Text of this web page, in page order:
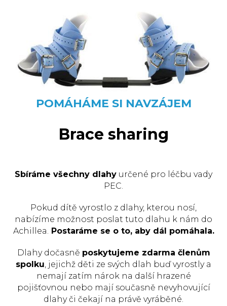
POMÁHÁME SI NAVZÁJEM
Brace sharing
Sbíráme všechny dlahy určené pro léčbu vady
PEC.
Pokud dítě vyrostlo z dlahy, kterou nosí,
nabízíme možnost poslat tuto dlahu k nám do
Achillea. Postaráme se o to, aby dál pomáhala.
Dlahy dočasně poskytujeme zdarma členům
spolku , jejichž děti ze svých dlah buď vyrostly a
nemají zatím nárok na další hrazené
pojišťovnou nebo mají současně nevyhovující
dlahy či čekají na právě vyráběné.